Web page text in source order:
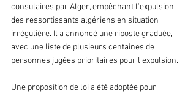
consulaires par Alger, empêchant l’expulsion
des ressortissants algériens en situation
irrégulière. Il a annoncé une riposte graduée,
avec une liste de plusieurs centaines de
personnes jugées prioritaires pour l’expulsion.
Une proposition de loi a été adoptée pour